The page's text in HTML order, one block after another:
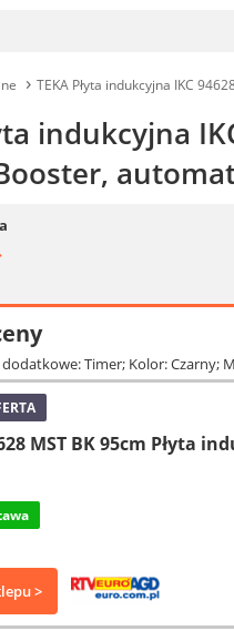
TEKA Płyta indukcyjna IKC
indukcyjna
Timer; Kolor: Czarny;
MST BK 95cm Płyta
>